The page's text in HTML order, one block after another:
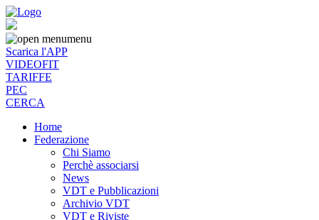
menu
Scarica l'APP
VIDEOFIT
TARIFFE
PEC
CERCA
Home
Federazione
Chi Siamo
Perchè associarsi
News
VDT e Pubblicazioni
Archivio VDT
VDT e Riviste